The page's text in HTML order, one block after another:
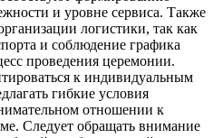
и уровне сервиса. Также
логистики, так как
и соблюдение графика
проведения церемонии.
к индивидуальным
гибкие условия
отношении к
Следует обращать внимание